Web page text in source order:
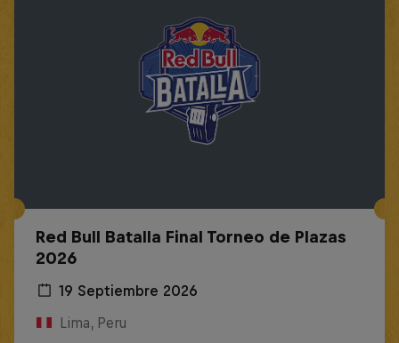
Red Bull Batalla Final Torneo de Plazas
2026
19 Septiembre 2026
Lima, Peru